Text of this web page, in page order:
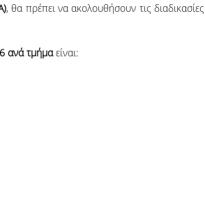
, θα πρέπει να ακολουθήσουν τις
ανά τμήμαείναι: